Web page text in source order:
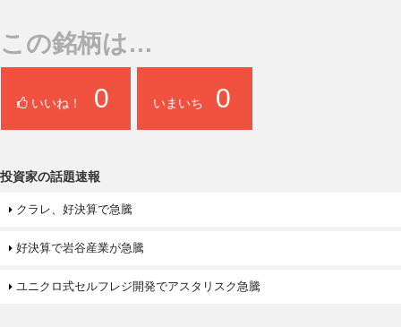
この銘柄は…
いいね！ 0 いまいち 0
投資家の話題速報
クラレ、好決算で急騰
好決算で岩谷産業が急騰
ユニクロ式セルフレジ開発でアスタリスク急騰